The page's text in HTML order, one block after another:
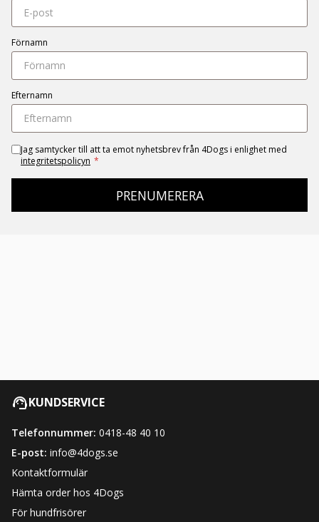
Förnamn
Efternamn
Jag samtycker till att ta emot nyhetsbrev från 4Dogs i enlighet med
integritetspolicyn *
PRENUMERERA
KUNDSERVICE
Telefonnummer: 0418-48 40 10
E-post: info@4dogs.se
Kontaktformulär
Hämta order hos 4Dogs
För hundfrisörer